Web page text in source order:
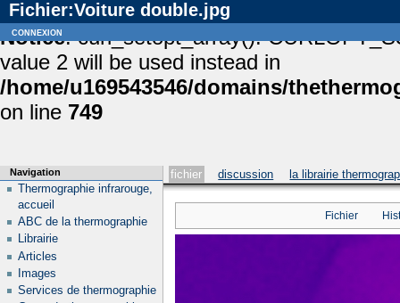
Notice: curl_setopt_array():
value 2 will be used instead in
/home/u169543546/domains/
on line 749
Fichier:Voiture double.jpg
fichier discussion la librairie
Fichier
Navigation
Thermographie infrarouge,
accueil
ABC de la thermographie
Librairie
Articles
Images
Services de thermographie
connexion